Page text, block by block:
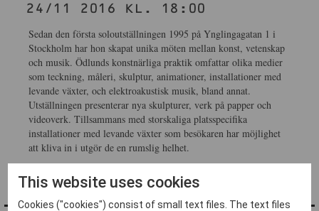
BLI MEDLEM
24/11 2016 KL. 18:00
Sedan den första soloutställningen 1995 på Ynglingagatan 1 i
Stockholm har hon skapat unika möten mellan konst, vetenskap
och musik. Ödlunds konstnärliga praktik omfattar olika medier
som teckning, måleri, skulptur, animationer, installationer med
levande växter, och elektroakustisk musik, bland annat.
Utställningen presenterar nya skulpturer, verk på papper och
videoverk. Tillsammans med storskaliga platsspecifika
installationer med levande växter som besökaren har möjlighet
att kliva in i utgör de en rumslig helhet.
This website uses cookies
Cookies ("cookies") consist of small text files. The text files